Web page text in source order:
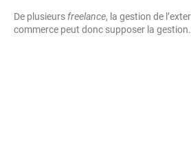
De plusieurs freelance, la gestion de
commerce peut donc supposer la